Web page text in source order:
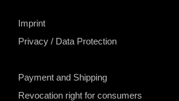
Imprint
Privacy / Data Protection
Payment and Shipping
Revocation right for consumers